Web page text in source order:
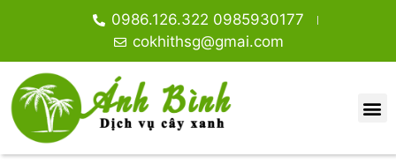
0986.126.322 0985930177
cokhithsg@gmai.com